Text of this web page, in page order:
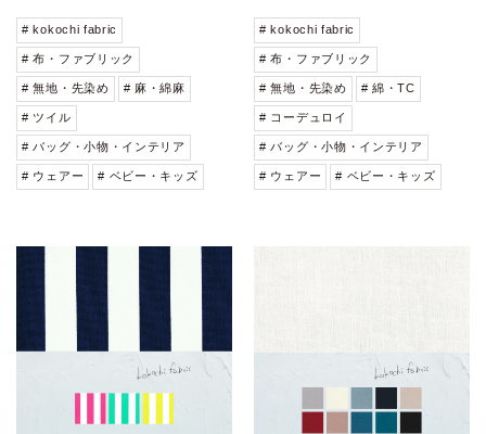
# kokochi fabric
# 布・ファブリック
# 無地・先染め # 麻・綿麻
# ツイル
# バッグ・小物・インテリア
# ウェアー # ベビー・キッズ
# kokochi fabric
# 布・ファブリック
# 無地・先染め # 綿・TC
# コーデュロイ
# バッグ・小物・インテリア
# ウェアー # ベビー・キッズ